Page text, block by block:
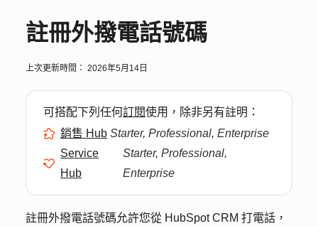
註冊外撥電話號碼
上次更新時間： 2026年5月14日
可搭配下列任何訂閱使用，除非另有註明：
銷售 Hub Starter, Professional, Enterprise
Service
Hub
Starter, Professional,
Enterprise
註冊外撥電話號碼允許您從 HubSpot CRM 打電話，